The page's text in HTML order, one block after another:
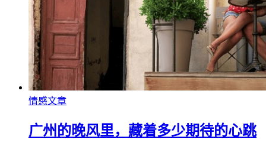
情感文章
广州的晚风里，藏着多少期待的心跳